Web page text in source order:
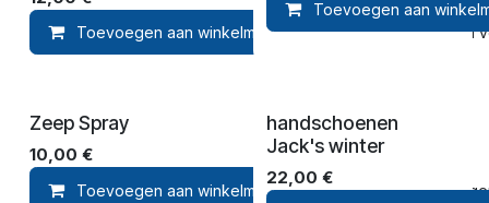
Toevoegen aan winkelmandje Toevoegen aan
Toevoegen aan
Zeep Spray
10,00 €
Toevoegen aan winkelmandje
handschoenen
Jack's winter
22,00 €